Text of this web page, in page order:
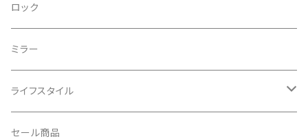
CRANKBROTHERS/クランクブラザーズ
CROSS SECTION/クロスセクション
CLIK/クリック
CUSH CORE/クッシュコア
フレームバッグ
輪行袋
輪行小物
バイクカバー
その他
テールライト
ロック
ミラー
ライフスタイル
キャップ
セール商品